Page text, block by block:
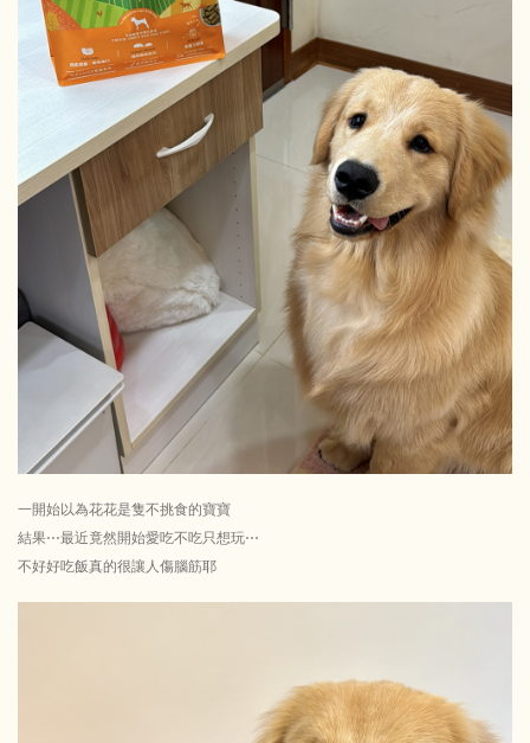
一開始以為花花是隻不挑食的寶寶
結果⋯最近竟然開始愛吃不吃只想玩⋯
不好好吃飯真的很讓人傷腦筋耶